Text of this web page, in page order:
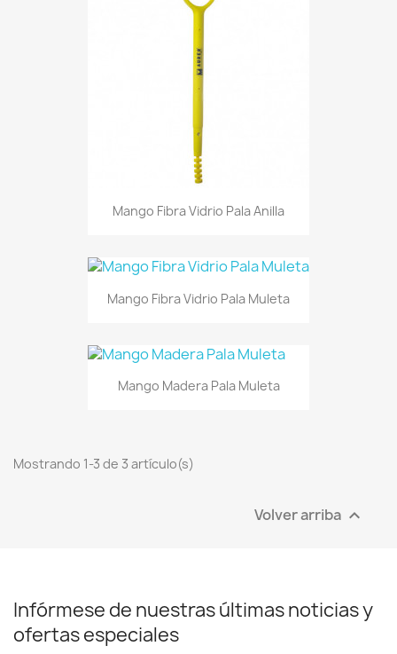
Mango Fibra Vidrio Pala Anilla
Mango Fibra Vidrio Pala Muleta
Mango Madera Pala Muleta
Mostrando 1-3 de 3 artículo(s)
Volver arriba 
Infórmese de nuestras últimas noticias y
ofertas especiales